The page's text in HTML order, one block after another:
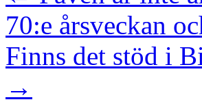
70:e årsveckan
Finns det stöd i
→